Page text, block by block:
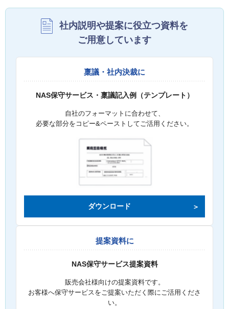
社内説明や提案に役立つ資料を
ご用意しています
稟議・社内決裁に
NAS保守サービス・稟議記入例（テンプレート）
自社のフォーマットに合わせて、
必要な部分をコピー&ペーストしてご活用ください。
ダウンロード
提案資料に
NAS保守サービス提案資料
販売会社様向けの提案資料です。
お客様へ保守サービスをご提案いただく際にご活用くださ
い。